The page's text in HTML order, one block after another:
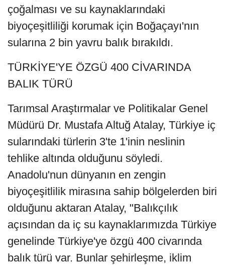
çoğalması ve su kaynaklarındaki
biyoçeşitliliği korumak için Boğaçayı'nın
sularına 2 bin yavru balık bırakıldı.
TÜRKİYE'YE ÖZGÜ 400 CİVARINDA
BALIK TÜRÜ
Tarımsal Araştırmalar ve Politikalar Genel
Müdürü Dr. Mustafa Altuğ Atalay, Türkiye iç
sularındaki türlerin 3'te 1'inin neslinin
tehlike altında olduğunu söyledi.
Anadolu'nun dünyanın en zengin
biyoçeşitlilik mirasına sahip bölgelerden biri
olduğunu aktaran Atalay, "Balıkçılık
açısından da iç su kaynaklarımızda Türkiye
genelinde Türkiye'ye özgü 400 civarında
balık türü var. Bunlar şehirleşme, iklim